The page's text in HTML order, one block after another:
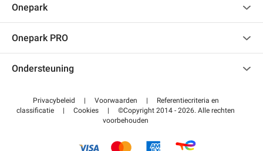
Onepark
Onepark PRO
Word partner van Onepark
Ondersteuning
Helpcentrum
Betalen voor parkeren FLOW
Privacybeleid | Voorwaarden |
Referentiecriteria en
classificatie
| Cookies |
©Copyright 2014 - 2026. Alle rechten
voorbehouden